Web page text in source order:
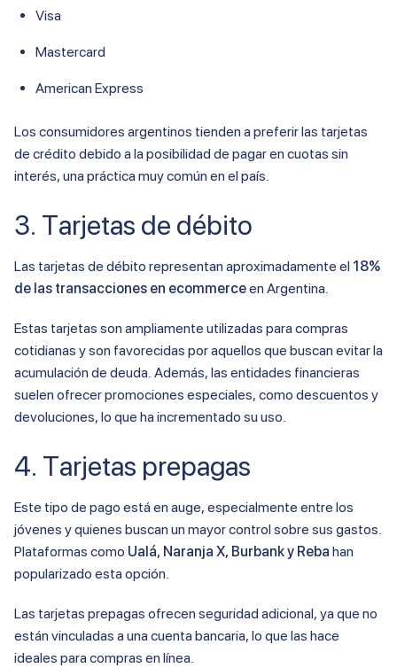
Visa
Mastercard
American Express
Los consumidores argentinos tienden a preferir las tarjetas
de crédito debido a la posibilidad de pagar en cuotas sin
interés, una práctica muy común en el país.
3. Tarjetas de débito
Las tarjetas de débito representan aproximadamente el 18%
de las transacciones en ecommerceen Argentina.
Estas tarjetas son ampliamente utilizadas para compras
cotidianas y son favorecidas por aquellos que buscan evitar la
acumulación de deuda. Además, las entidades financieras
suelen ofrecer promociones especiales, como descuentos y
devoluciones, lo que ha incrementado su uso.
4. Tarjetas prepagas
Este tipo de pago está en auge, especialmente entre los
jóvenes y quienes buscan un mayor control sobre sus gastos.
Plataformas como Ualá, Naranja X, Burbank y Reba han
popularizado esta opción.
Las tarjetas prepagas ofrecen seguridad adicional, ya que no
están vinculadas a una cuenta bancaria, lo que las hace
ideales para compras en línea.